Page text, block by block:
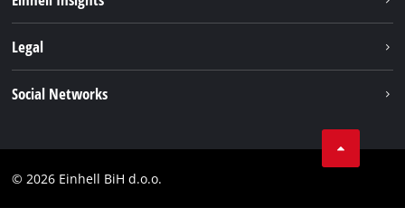
Usluge
Brushless
Einhell globalno
Legal
Compliance
Social Networks
YouТube
© 2026 Einhell BiH d.o.o.